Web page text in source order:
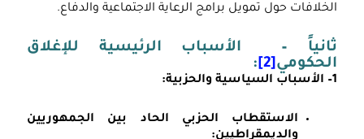
حول تمويل برامج الرعاية الاجتماعية والدفاع.
– الأسباب الرئيسية للإغلاق
[2]
:
– الأسباب السياسية والحزبية:
الاستقطاب الحزبي الحاد بين الجمهوريين
والديمقراطيين: